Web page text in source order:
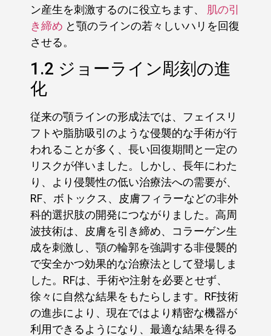
ン産生を刺激するのに役立ちます、 肌の引
き締め と顎のラインの若々しいハリを回復
させる。
1.2 ジョーライン彫刻の進
化
従来の顎ラインの形成法では、フェイスリ
フトや脂肪吸引のような侵襲的な手術が行
われることが多く、長い回復期間と一定の
リスクが伴いました。しかし、長年にわた
り、より侵襲性の低い治療法への需要が、
RF、ボトックス、皮膚フィラーなどの非外
科的選択肢の開発につながりました。高周
波技術は、皮膚を引き締め、コラーゲン生
成を刺激し、顎の輪郭を強調する非侵襲的
で安全かつ効果的な治療法として登場しま
した。RFは、手術や注射を必要とせず、
徐々に自然な結果をもたらします。RF技術
の進歩により、現在ではより精密な機器が
利用できるようになり、最適な結果を得る